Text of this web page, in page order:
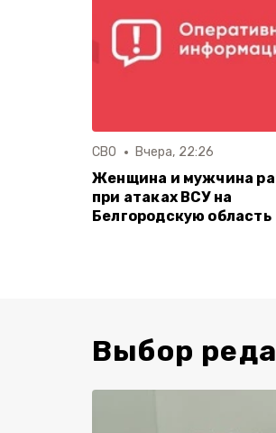
СВО Вчера, 22:26
Женщина и мужчина
при атаках ВСУ на
Белгородскую область
Выбор